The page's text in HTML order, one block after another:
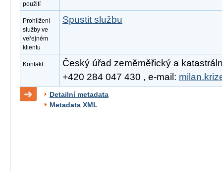
použití
Prohlížení
služby ve
veřejném
klientu
Spustit službu
Kontakt
Český úřad zeměměřický a
+420 284 047 430 , e-mail:
Detailní metadata
Metadata XML